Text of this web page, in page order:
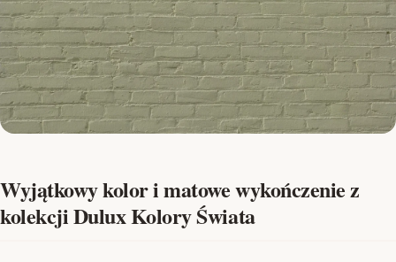
Wyjątkowy kolor i matowe wykończenie z
kolekcji Dulux Kolory Świata